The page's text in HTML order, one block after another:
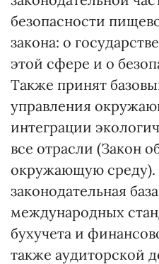
безопасности
закона: о
этой сфере и о
Также принят
управления
интеграции
все отрасли (Закон
окружающую среду).
законодательная
международных
бухучета и
также аудиторской